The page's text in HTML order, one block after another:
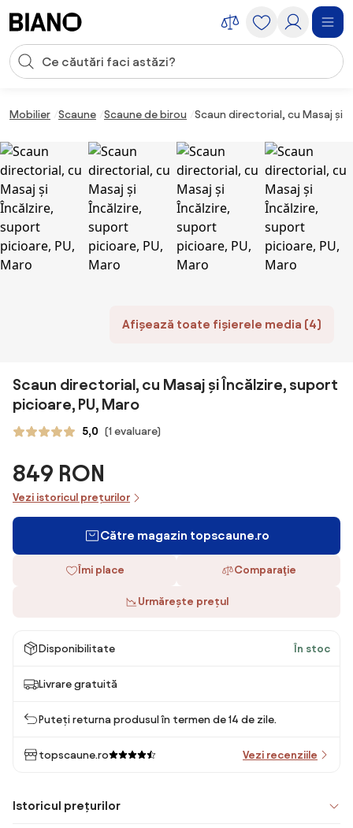
Introducerea căutării
Mobilier Scaune Scaune de birou Scaun directorial, cu Masaj și
Afișează toate fișierele media (4)
Scaun directorial, cu Masaj și Încălzire, suport
picioare, PU, Maro
5,0 (1 evaluare)
849 RON
Vezi istoricul prețurilor
Către magazin topscaune.ro
Îmi place Comparaţie
Urmărește prețul
Disponibilitate În stoc
Livrare gratuită
Puteți returna produsul în termen de 14 de zile.
topscaune.ro Vezi recenziile
Istoricul prețurilor